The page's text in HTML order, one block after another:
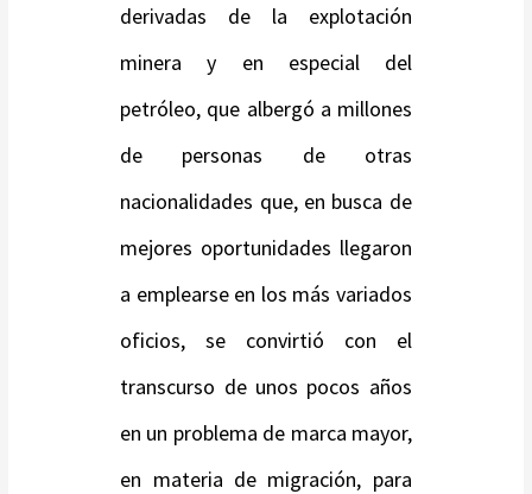
derivadas de la explotación
minera y en especial del
petróleo, que albergó a millones
de personas de otras
nacionalidades que, en busca de
mejores oportunidades llegaron
a emplearse en los más variados
oficios, se convirtió con el
transcurso de unos pocos años
en un problema de marca mayor,
en materia de migración, para